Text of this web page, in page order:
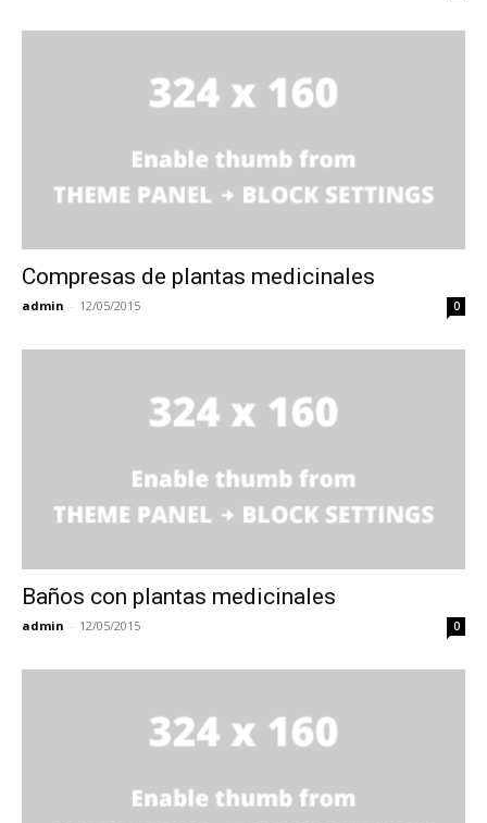
Compresas de plantas medicinales
admin - 12/05/2015 0
Baños con plantas medicinales
admin - 12/05/2015 0